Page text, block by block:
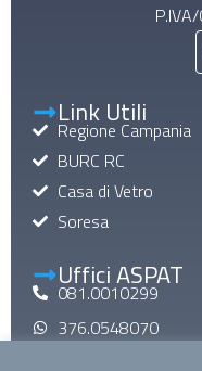
Link Utili
Regione Campania
BURC RC
Casa di Vetro
Soresa
Uffici ASPAT
081.0010299
376.0548070